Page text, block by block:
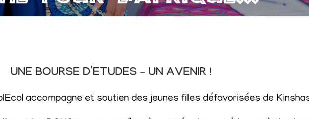
UNE BOURSE D’ETUDES – UN AVENIR !
accompagne et soutien des jeunes filles défavorisées de